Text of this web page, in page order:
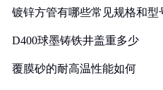
镀锌方管有哪些常见规格和型
D400球墨铸铁井盖重多少
覆膜砂的耐高温性能如何